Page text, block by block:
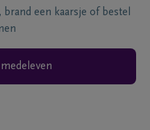
een kaarsje of bestel